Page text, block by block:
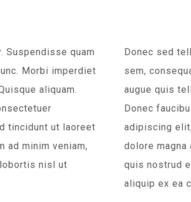
Suspendisse quam
Morbi imperdiet
aliquam.
tincidunt ut laoreet
ad minim veniam,
nisl ut
Donec sed
sem,
augue quis
Donec
adipiscing
dolore magna
quis nostrud
aliquip ex ea